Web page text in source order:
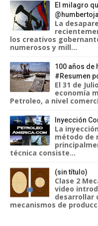
El milagro
La
los creativos
numerosos y mill...
100 años de
#Resumen
El 31 de
economía
Petroleo, a nivel
Inyección
La
método de
técnica consiste...
(sin título)
Clase 2
video
desarrollar
mecanismos de